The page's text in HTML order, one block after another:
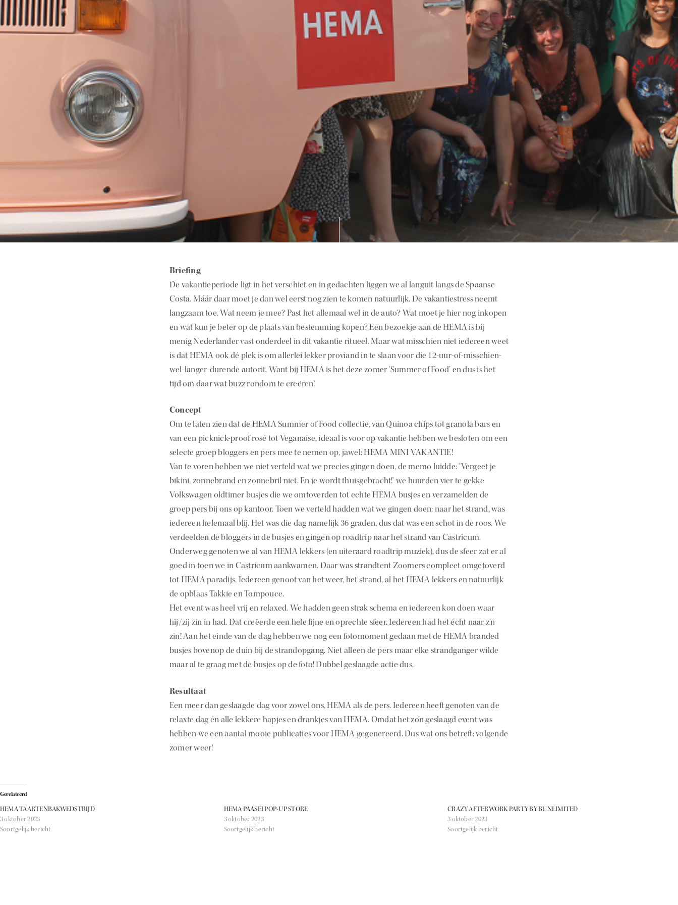
Briefing
De vakantieperiode ligt in het verschiet en in gedachten liggen we al languit langs de Spaanse
Costa. Máár daar moet je dan wel eerst nog zien te komen natuurlijk. De vakantiestress neemt
langzaam toe. Wat neem je mee? Past het allemaal wel in de auto? Wat moet je hier nog inkopen
en wat kun je beter op de plaats van bestemming kopen? Een bezoekje aan de HEMA is bij
menig Nederlander vast onderdeel in dit vakantie ritueel. Maar wat misschien niet iedereen weet
is dat HEMA ook dé plek is om allerlei lekker proviand in te slaan voor die 12-uur-of-misschien-
wel-langer-durende autorit. Want bij HEMA is het deze zomer ‘Summer of Food’ en dus is het
tijd om daar wat buzz rondom te creëren!
Concept
Om te laten zien dat de HEMA Summer of Food collectie, van Quinoa chips tot granola bars en
van een picknick-proof rosé tot Veganaise, ideaal is voor op vakantie hebben we besloten om een
selecte groep bloggers en pers mee te nemen op, jawel: HEMA MINI VAKANTIE!
Van te voren hebben we niet verteld wat we precies gingen doen, de memo luidde: ‘Vergeet je
bikini, zonnebrand en zonnebril niet. En je wordt thuisgebracht!’ we huurden vier te gekke
Volkswagen oldtimer busjes die we omtoverden tot echte HEMA busjes en verzamelden de
groep pers bij ons op kantoor. Toen we verteld hadden wat we gingen doen: naar het strand, was
iedereen helemaal blij. Het was die dag namelijk 36 graden, dus dat was een schot in de roos. We
verdeelden de bloggers in de busjes en gingen op roadtrip naar het strand van Castricum.
Onderweg genoten we al van HEMA lekkers (en uiteraard roadtrip muziek), dus de sfeer zat er al
goed in toen we in Castricum aankwamen. Daar was strandtent Zoomers compleet omgetoverd
tot HEMA paradijs. Iedereen genoot van het weer, het strand, al het HEMA lekkers en natuurlijk
de opblaas Takkie en Tompouce.
Het event was heel vrij en relaxed. We hadden geen strak schema en iedereen kon doen waar
hij/zij zin in had. Dat creëerde een hele fijne en oprechte sfeer. Iedereen had het écht naar z’n
zin! Aan het einde van de dag hebben we nog een fotomoment gedaan met de HEMA branded
busjes bovenop de duin bij de strandopgang. Niet alleen de pers maar elke strandganger wilde
maar al te graag met de busjes op de foto! Dubbel geslaagde actie dus.
Resultaat
Een meer dan geslaagde dag voor zowel ons, HEMA als de pers. Iedereen heeft genoten van de
relaxte dag én alle lekkere hapjes en drankjes van HEMA. Omdat het zo’n geslaagd event was
hebben we een aantal mooie publicaties voor HEMA gegenereerd. Dus wat ons betreft: volgende
zomer weer!
Gerelateerd
HEMA TAARTENBAKWEDSTRIJD
3 oktober 2023
Soortgelijk bericht
HEMA PAASEI POP-UP STORE
3 oktober 2023
Soortgelijk bericht
CRAZY AFTERWORK PARTY BY BUNLIMITED
3 oktober 2023
Soortgelijk bericht